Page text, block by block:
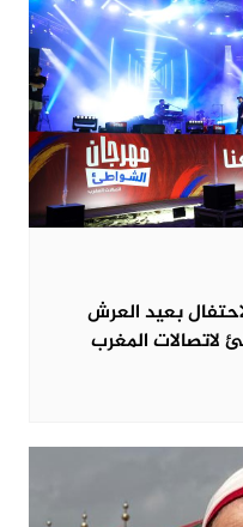
بعيد العرش
المغرب